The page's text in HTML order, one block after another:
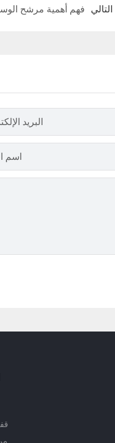
فهم أهمية مرشح التالي
البريد
اسم